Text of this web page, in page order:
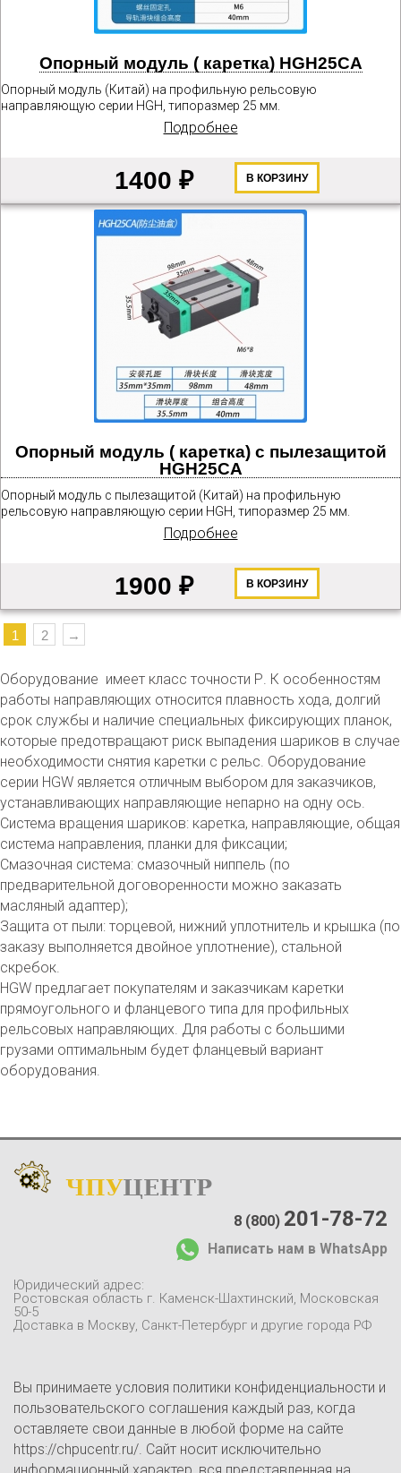
Опорный модуль ( каретка) HGH25CA
Опорный модуль (Китай) на профильную рельсовую
направляющую серии HGH, типоразмер 25 мм.
Подробнее
1400 ₽ В КОРЗИНУ
Опорный модуль ( каретка) с пылезащитой
HGH25CA
Опорный модуль с пылезащитой (Китай) на профильную
рельсовую направляющую серии HGH, типоразмер 25 мм.
Подробнее
1900 ₽ В КОРЗИНУ
1 2 →
Оборудование имеет класс точности Р. К особенностям
работы направляющих относится плавность хода, долгий
срок службы и наличие специальных фиксирующих планок,
которые предотвращают риск выпадения шариков в случае
необходимости снятия каретки с рельс. Оборудование
серии HGW является отличным выбором для заказчиков,
устанавливающих направляющие непарно на одну ось.
Система вращения шариков: каретка, направляющие, общая
система направления, планки для фиксации;
Смазочная система: смазочный ниппель (по
предварительной договоренности можно заказать
масляный адаптер);
Защита от пыли: торцевой, нижний уплотнитель и крышка (по
заказу выполняется двойное уплотнение), стальной
скребок.
HGW предлагает покупателям и заказчикам каретки
прямоугольного и фланцевого типа для профильных
рельсовых направляющих. Для работы с большими
грузами оптимальным будет фланцевый вариант
оборудования.
ЧПУЦЕНТР
Доставка и оплата
Контакты
8 (800) 201-78-72
Написать нам в WhatsApp
Юридический адрес:
Ростовская область г. Каменск-Шахтинский, Московская
50-5
Доставка в Москву, Санкт-Петербург и другие города РФ
Вы принимаете условия политики конфиденциальности и
пользовательского соглашения каждый раз, когда
оставляете свои данные в любой форме на сайте
https://chpucentr.ru/. Сайт носит исключительно